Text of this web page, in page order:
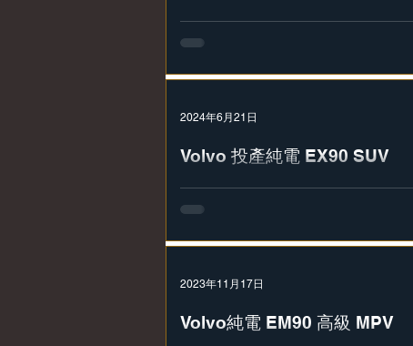
Volvo和Ocean Race都堅定地致力於建立更永續的未
提供實際的改變，包括恢復和保護自然生態系統和
過 25 年的合作夥伴，Volvo與海洋有著天然的親緣
Volvo 投產純電 EX90 SUV
Volvo位於南卡羅來納州查爾斯頓郊外的工廠現已開
產的第一款EX90 是引人注目的牛仔藍車型，EX90
2024年6月21日
Volvo純電 EM90 高級 MPV
2023年11月17日